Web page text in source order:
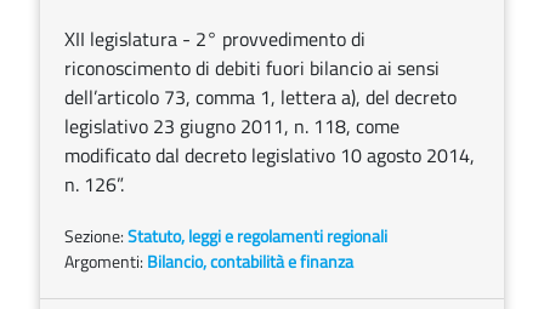
XII legislatura - 2° provvedimento di
riconoscimento di debiti fuori bilancio ai sensi
dell’articolo 73, comma 1, lettera a), del decreto
legislativo 23 giugno 2011, n. 118, come
modificato dal decreto legislativo 10 agosto 2014,
n. 126”.
Sezione:Statuto, leggi e regolamenti regionali
Argomenti: Bilancio, contabilità e finanza